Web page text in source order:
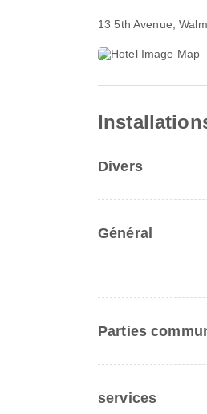
13 5th Avenue ,
Divers
Général
Parties
services